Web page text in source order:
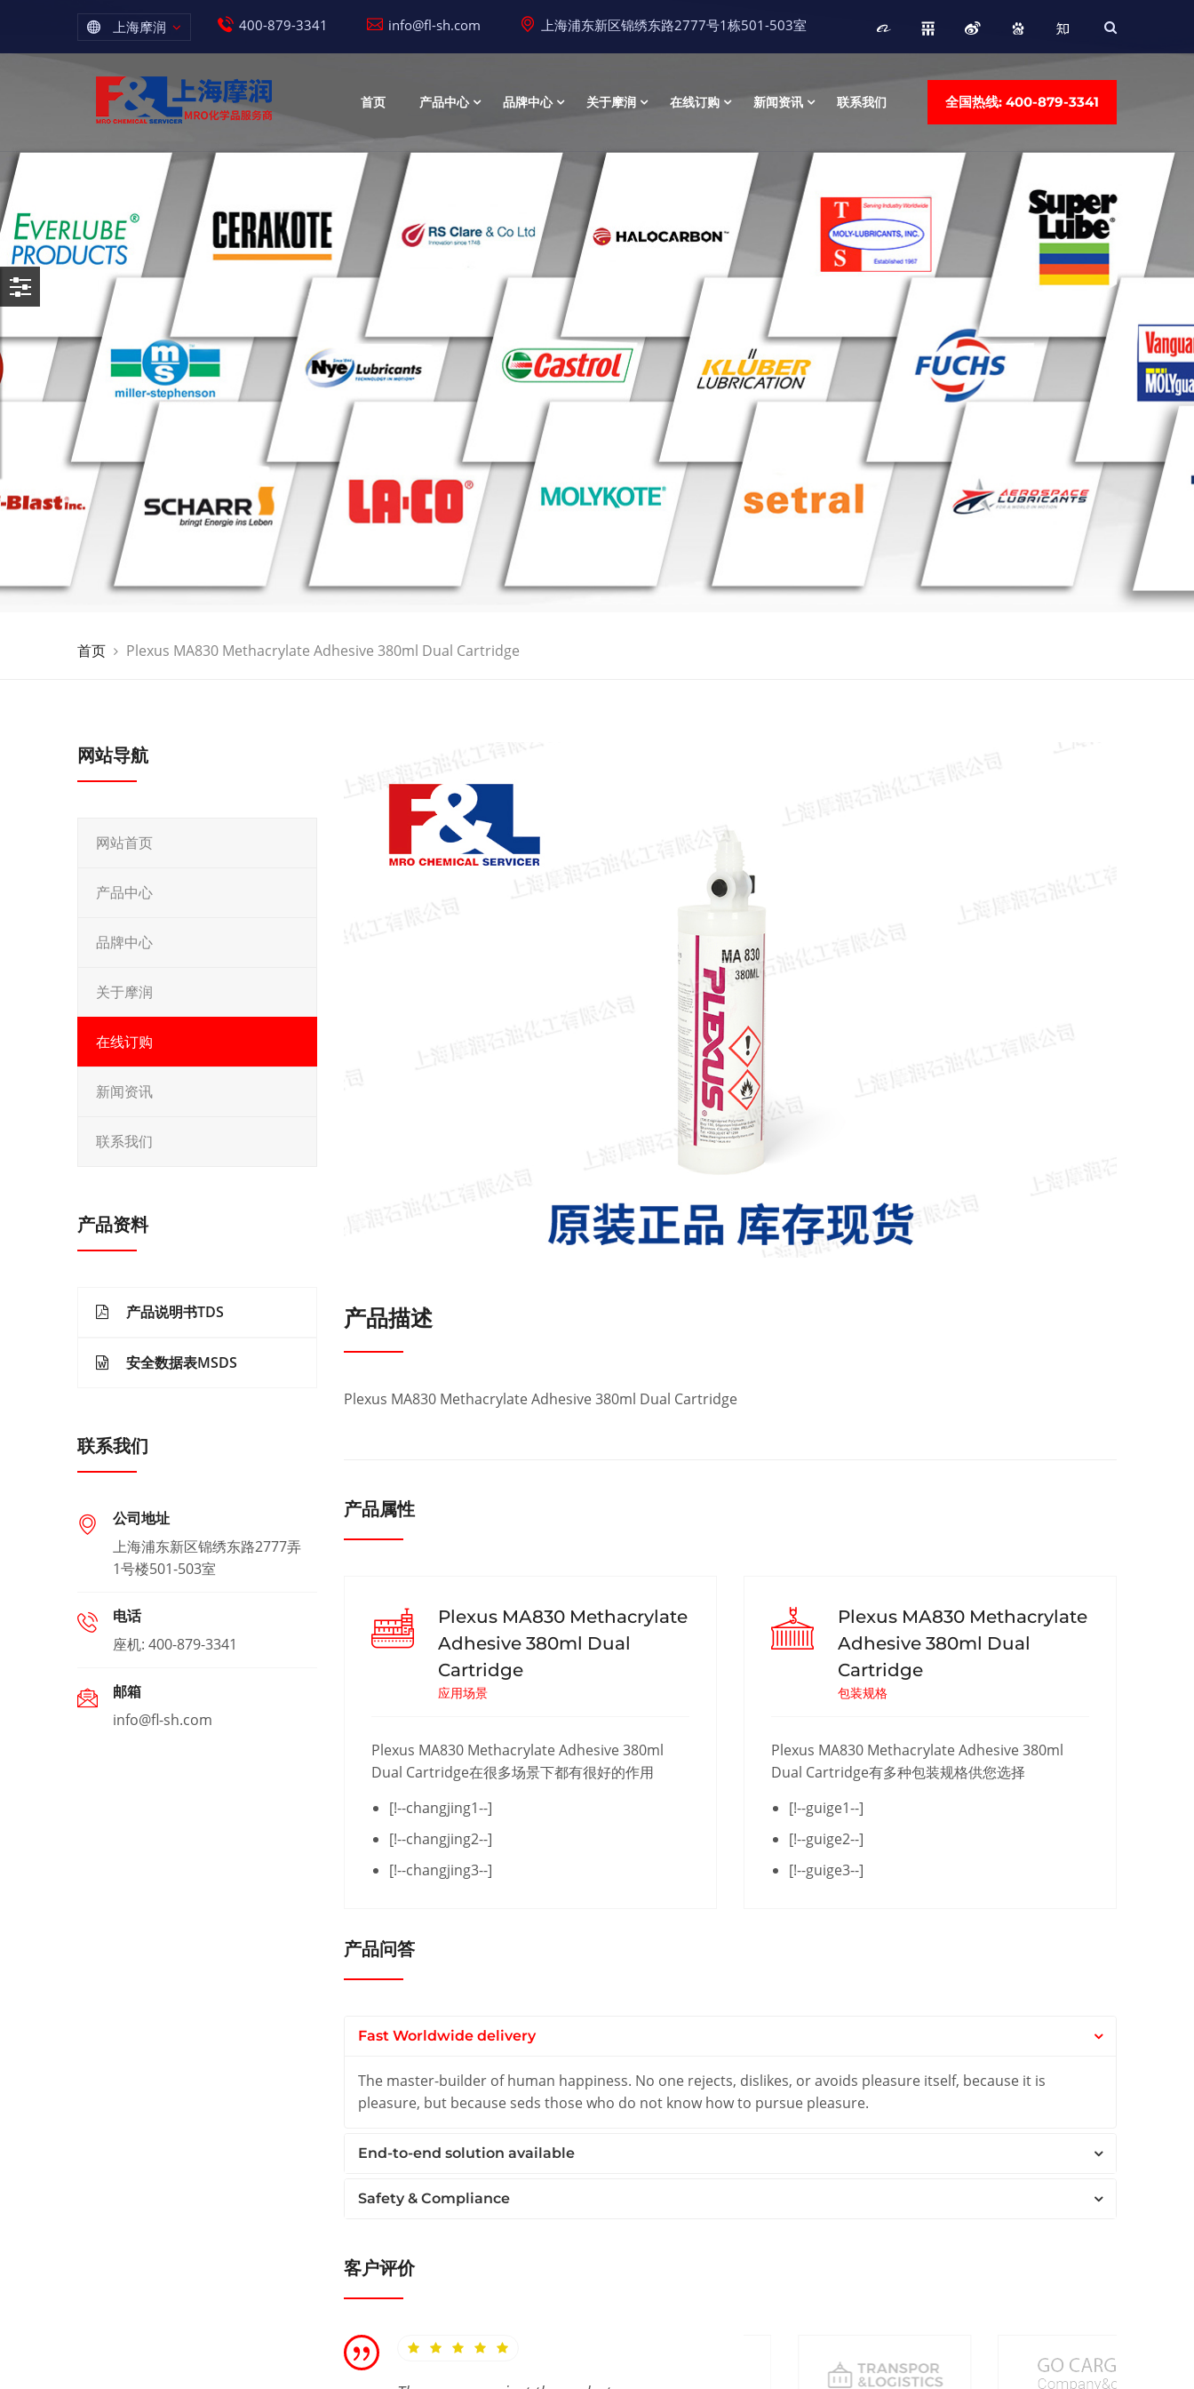
上海摩润 400-879-3341 info@fl-sh.com 上海浦东新区锦绣东路2777号1栋501-503室
首页 产品中心 品牌中心 关于摩润 在线订购 新闻资讯 联系我们 全国热线: 400-879-3341
首页 Plexus MA830 Methacrylate Adhesive 380ml Dual Cartridge
网站导航
网站首页
产品中心
品牌中心
关于摩润
在线订购
新闻资讯
联系我们
产品资料
产品说明书TDS
安全数据表MSDS
联系我们
公司地址
上海浦东新区锦绣东路2777弄
1号楼501-503室
电话
座机: 400-879-3341
邮箱
info@fl-sh.com
产品描述
Plexus MA830 Methacrylate Adhesive 380ml Dual Cartridge
产品属性
Plexus MA830 Methacrylate
Adhesive 380ml Dual
Cartridge
应用场景
Plexus MA830 Methacrylate Adhesive 380ml
Dual Cartridge在很多场景下都有很好的作用
[!--changjing1--]
[!--changjing2--]
[!--changjing3--]
Plexus MA830 Methacrylate
Adhesive 380ml Dual
Cartridge
包装规格
Plexus MA830 Methacrylate Adhesive 380ml
Dual Cartridge有多种包装规格供您选择
[!--guige1--]
[!--guige2--]
[!--guige3--]
产品问答
Fast Worldwide delivery
The master-builder of human happiness. No one rejects, dislikes, or avoids pleasure itself, because it is
pleasure, but because seds those who do not know how to pursue pleasure.
End-to-end solution available
Safety & Compliance
客户评价